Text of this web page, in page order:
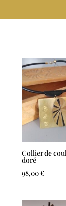
Collier de
doré
98,00€